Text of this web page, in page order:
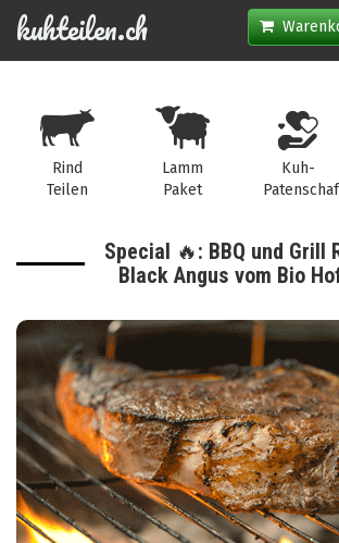
kuhteilen.ch
Rind
Teilen
Lamm
Paket
Kuh-
Special 🔥: BBQ und Grill
Black Angus vom Bio